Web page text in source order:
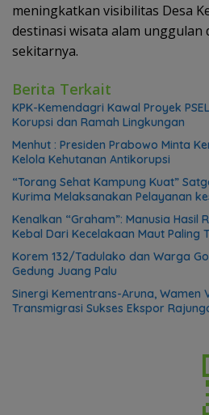
meningkatkan visibilitas Desa
destinasi wisata alam unggulan
sekitarnya.
Berita Terkait
KPK-Kemendagri Kawal Proyek
Korupsi dan Ramah Lingkungan
Menhut : Presiden Prabowo Minta
Kelola Kehutanan Antikorupsi
“Torang Sehat Kampung Kuat”
Kurima Melaksanakan Pelayanan
Kenalkan “Graham”: Manusia Hasil
Kebal Dari Kecelakaan Maut Paling
Korem 132/Tadulako dan Warga
Gedung Juang Palu
Sinergi Kementrans-Aruna, Wamen
Transmigrasi Sukses Ekspor